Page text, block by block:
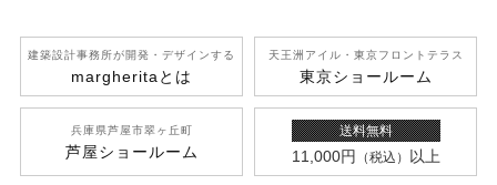
建築設計事務所が開発 ・デザインする
margherita とは
天王洲アイル ・東京フロントテラス
東京ショールーム
兵庫県芦屋市翠ヶ丘町
芦屋ショールーム
送料無料
11,000円 （税込） 以上